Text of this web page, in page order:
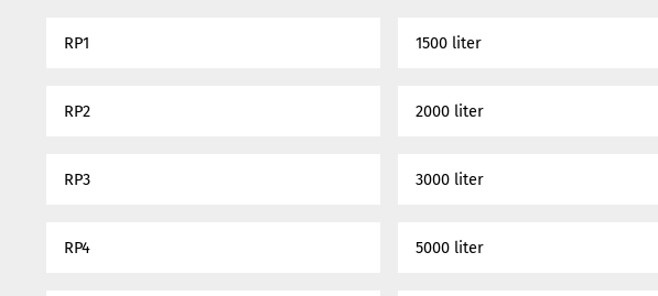
RP1 1500 liter
RP2 2000 liter
RP3 3000 liter
RP4 5000 liter